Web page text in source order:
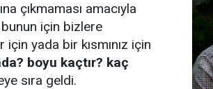
çıkmaması amacıyla
bunun için bizlere
yada bir kısmınız için
boyu kaçtır? kaç
sıra geldi.